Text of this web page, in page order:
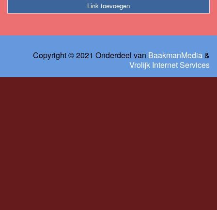
Link toevoegen
Copyright © 2021 Onderdeel van BaakmanMedia&
Vrolijk Internet Services